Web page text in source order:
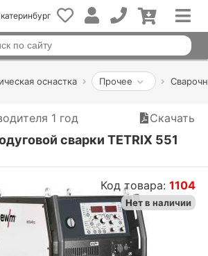
оснастка Прочее
1 год Скачать
сварки TETRIX 551
Код товара:1104
Нет в наличии